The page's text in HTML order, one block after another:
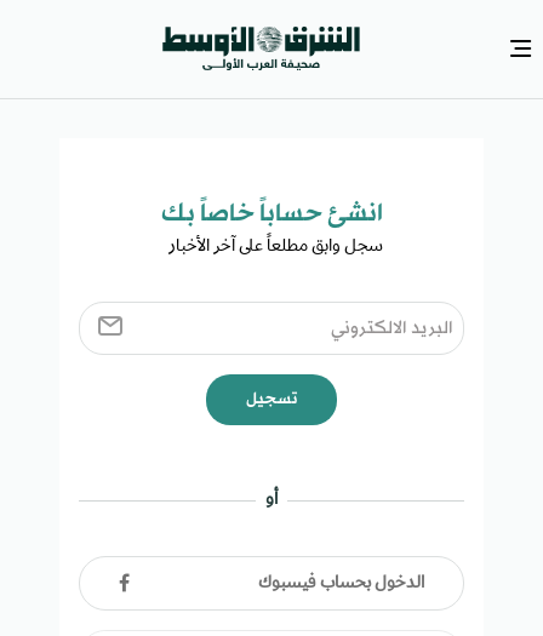
انشئ حساباً خاصاً بك​
سجل وابق مطلعاً على آخر الأخبار ​
تسجيل
أو
الدخول بحساب فيسبوك